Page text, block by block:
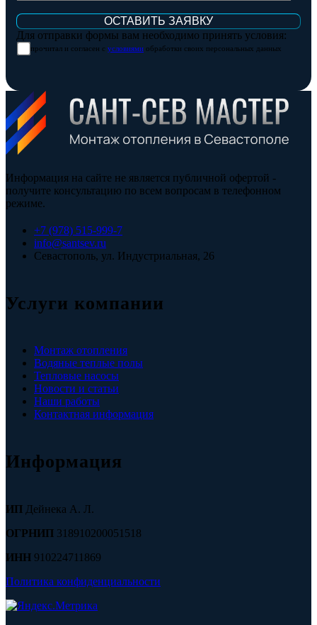
Для отправки формы вам необходимо принять условия:
прочитал и согласен с условиями обработки своих персональных данных
Информация на сайте не является публичной офертой -
получите консультацию по всем вопросам в телефонном
режиме.
+7 (978) 515-999-7
info@santsev.ru
Севастополь, ул. Индустриальная, 26
Услуги компании
Монтаж отопления
Водяные теплые полы
Тепловые насосы
Новости и статьи
Наши работы
Контактная информация
Информация
ИП Дейнека А. Л.
ОГРНИП 318910200051518
ИНН 910224711869
Политика конфиденциальности